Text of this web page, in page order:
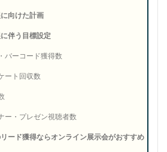
向けた計画
伴う目標設定
バーコード獲得数
ート回収数
ー・プレゼン視聴者数
ード獲得ならオンライン展示会がおすすめ